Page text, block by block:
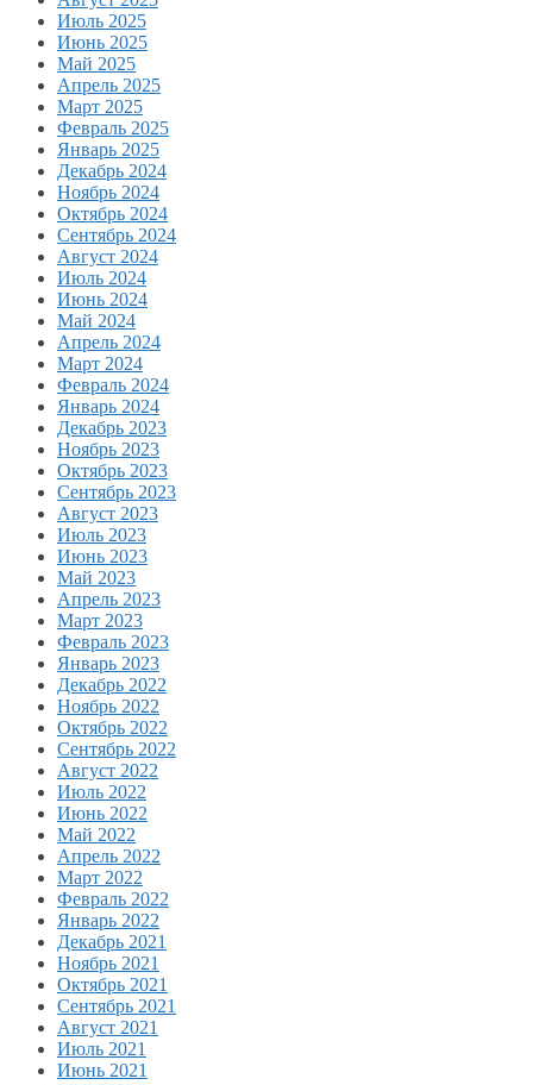
Июль 2025
Июнь 2025
Май 2025
Апрель 2025
Март 2025
Февраль 2025
Январь 2025
Декабрь 2024
Ноябрь 2024
Октябрь 2024
Сентябрь 2024
Август 2024
Июль 2024
Июнь 2024
Май 2024
Апрель 2024
Март 2024
Февраль 2024
Январь 2024
Декабрь 2023
Ноябрь 2023
Октябрь 2023
Сентябрь 2023
Август 2023
Июль 2023
Июнь 2023
Май 2023
Апрель 2023
Март 2023
Февраль 2023
Январь 2023
Декабрь 2022
Ноябрь 2022
Октябрь 2022
Сентябрь 2022
Август 2022
Июль 2022
Июнь 2022
Май 2022
Апрель 2022
Март 2022
Февраль 2022
Январь 2022
Декабрь 2021
Ноябрь 2021
Октябрь 2021
Сентябрь 2021
Август 2021
Июль 2021
Июнь 2021